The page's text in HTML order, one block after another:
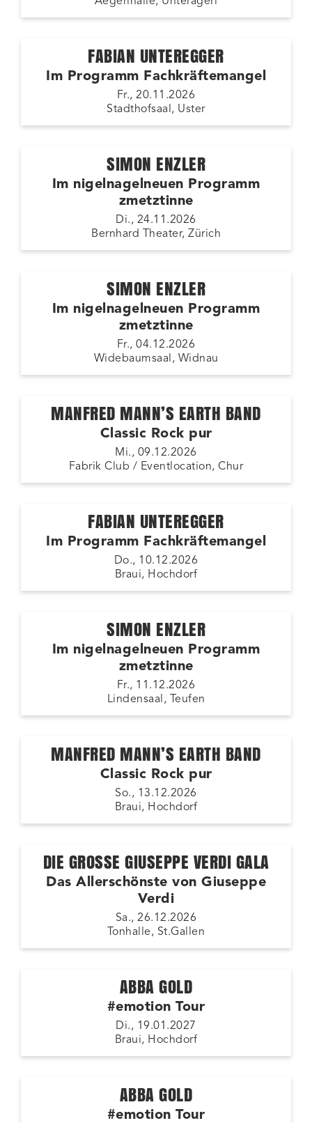
FABIAN UNTEREGGER
Im Programm Fachkräftemangel
Fr., 20.11.2026
Stadthofsaal, Uster
SIMON ENZLER
Im nigelnagelneuen Programm
zmetztinne
Di., 24.11.2026
Bernhard Theater, Zürich
SIMON ENZLER
Im nigelnagelneuen Programm
zmetztinne
Fr., 04.12.2026
Widebaumsaal, Widnau
MANFRED MANN’S EARTH BAND
Classic Rock pur
Mi., 09.12.2026
Fabrik Club / Eventlocation, Chur
FABIAN UNTEREGGER
Im Programm Fachkräftemangel
Do., 10.12.2026
Braui, Hochdorf
SIMON ENZLER
Im nigelnagelneuen Programm
zmetztinne
Fr., 11.12.2026
Lindensaal, Teufen
MANFRED MANN’S EARTH BAND
Classic Rock pur
So., 13.12.2026
Braui, Hochdorf
DIE GROSSE GIUSEPPE VERDI GALA
Das Allerschönste von Giuseppe
Verdi
Sa., 26.12.2026
Tonhalle, St.Gallen
ABBA GOLD
#emotion Tour
Di., 19.01.2027
Braui, Hochdorf
ABBA GOLD
#emotion Tour